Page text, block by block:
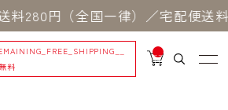
280円（全国一律）／宅配便送
料
__
IT